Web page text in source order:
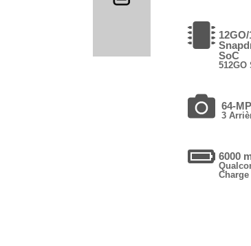
SoC
512GO
64-
3
6000
Charge